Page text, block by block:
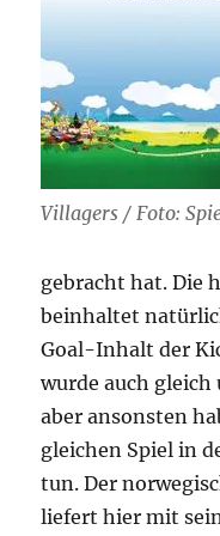
Villagers / Foto:
gebracht hat. Die
beinhaltet
Goal-Inhalt der
wurde auch
aber ansonsten
gleichen Spiel in
tun. Der
liefert hier mit